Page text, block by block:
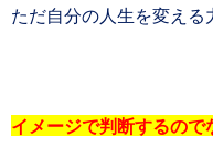
ただ自分の人生を変える
イメージで判断するので